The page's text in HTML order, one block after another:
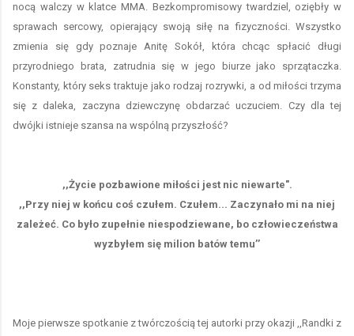
nocą walczy w klatce MMA. Bezkompromisowy twardziel, oziębły w
sprawach sercowy, opierający swoją siłę na fizyczności. Wszystko
zmienia się gdy poznaje Anitę Sokół, która chcąc spłacić długi
przyrodniego brata, zatrudnia się w jego biurze jako sprzątaczka.
Konstanty, który seks traktuje jako rodzaj rozrywki, a od miłości trzyma
się z daleka, zaczyna dziewczynę obdarzać uczuciem. Czy dla tej
dwójki istnieje szansa na wspólną przyszłość?
,,Życie pozbawione miłości jest nic niewarte".
,,Przy niej w końcu coś czułem. Czułem... Zaczynało mi na niej
zależeć. Co było zupełnie niespodziewane, bo człowieczeństwa
wyzbyłem się milion batów temu’’
Moje pierwsze spotkanie z twórczością tej autorki przy okazji ,,Randki z